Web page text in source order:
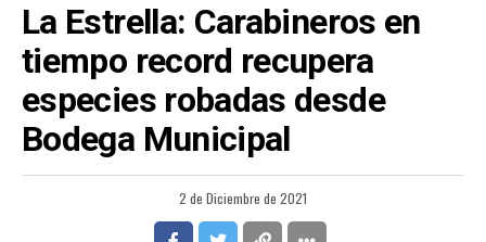
La Estrella: Carabineros en
tiempo record recupera
especies robadas desde
Bodega Municipal
2 de Diciembre de 2021